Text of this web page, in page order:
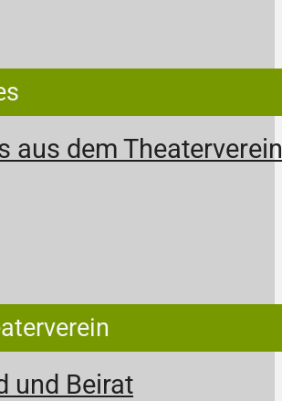
aus dem Theaterverein
und Beirat